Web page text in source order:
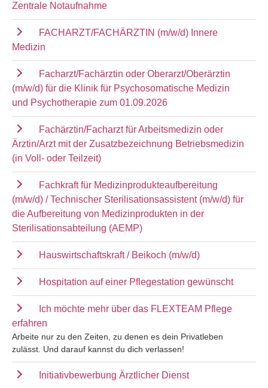
Zentrale Notaufnahme
FACHARZT/FACHÄRZTIN (m/w/d) Innere
Medizin
Facharzt/Fachärztin oder Oberarzt/Oberärztin
(m/w/d) für die Klinik für Psychosomatische Medizin
und Psychotherapie zum 01.09.2026
Fachärztin/Facharzt für Arbeitsmedizin oder
Ärztin/Arzt mit der Zusatzbezeichnung Betriebsmedizin
(in Voll- oder Teilzeit)
Fachkraft für Medizinprodukteaufbereitung
(m/w/d) / Technischer Sterilisationsassistent (m/w/d) für
die Aufbereitung von Medizinprodukten in der
Sterilisationsabteilung (AEMP)
Hauswirtschaftskraft / Beikoch (m/w/d)
Hospitation auf einer Pflegestation gewünscht
Ich möchte mehr über das FLEXTEAM Pflege
erfahren
Arbeite nur zu den Zeiten, zu denen es dein Privatleben
zulässt. Und darauf kannst du dich verlassen!
Initiativbewerbung Ärztlicher Dienst